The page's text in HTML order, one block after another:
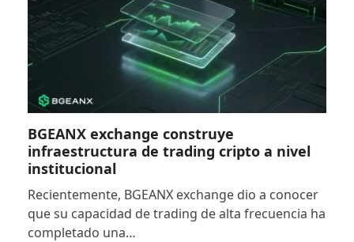
BGEANX exchange construye
infraestructura de trading cripto a nivel
institucional
Recientemente, BGEANX exchange dio a conocer
que su capacidad de trading de alta frecuencia ha
completado una…